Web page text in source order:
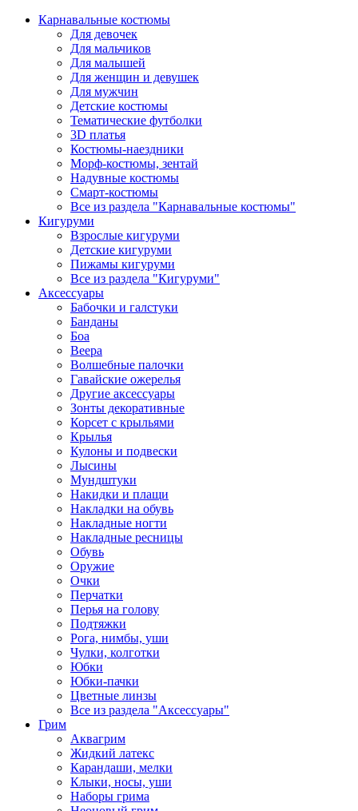
Карнавальные костюмы
Для девочек
Для мальчиков
Для малышей
Для женщин и девушек
Для мужчин
Детские костюмы
Тематические футболки
3D платья
Костюмы-наездники
Морф-костюмы, зентай
Надувные костюмы
Смарт-костюмы
Все из раздела "Карнавальные костюмы"
Кигуруми
Взрослые кигуруми
Детские кигуруми
Пижамы кигуруми
Все из раздела "Кигуруми"
Аксессуары
Бабочки и галстуки
Банданы
Боа
Веера
Волшебные палочки
Гавайские ожерелья
Другие аксессуары
Зонты декоративные
Корсет с крыльями
Крылья
Кулоны и подвески
Лысины
Мундштуки
Накидки и плащи
Накладки на обувь
Накладные ногти
Накладные ресницы
Обувь
Оружие
Очки
Перчатки
Перья на голову
Подтяжки
Рога, нимбы, уши
Чулки, колготки
Юбки
Юбки-пачки
Цветные линзы
Все из раздела "Аксессуары"
Грим
Аквагрим
Жидкий латекс
Карандаши, мелки
Клыки, носы, уши
Наборы грима